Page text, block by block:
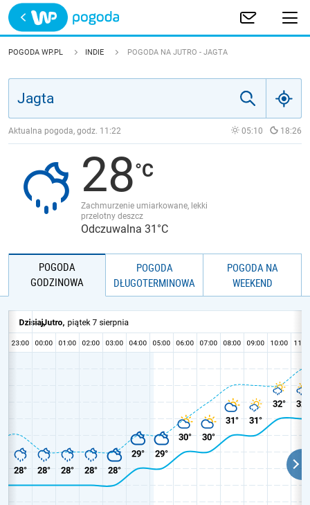
Trwa ładowanie
POLSKA
JAKOŚĆ POWIETRZA
POGODA WP.PL INDIE POGODA NA JUTRO - JAGTA
Aktualna pogoda, godz. 11:22 05:10 18:26
28
Zachmurzenie umiarkowane, lekki
przelotny deszcz
Odczuwalna 31°C
POGODA
GODZINOWA
POGODA
DŁUGOTERMINOWA
POGODA NA
WEEKEND